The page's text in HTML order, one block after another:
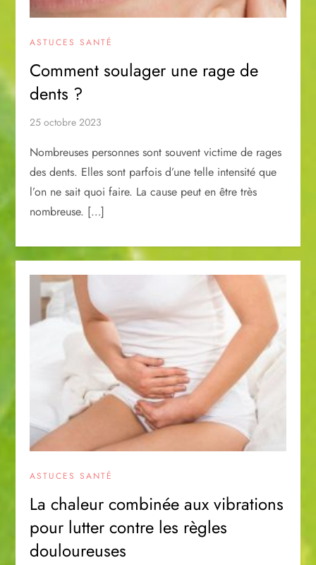
ASTUCES SANTÉ
Comment soulager une rage de
dents ?
25 octobre 2023
Nombreuses personnes sont souvent victime de rages
des dents. Elles sont parfois d’une telle intensité que
l’on ne sait quoi faire. La cause peut en être très
nombreuse. […]
ASTUCES SANTÉ
La chaleur combinée aux vibrations
pour lutter contre les règles
douloureuses